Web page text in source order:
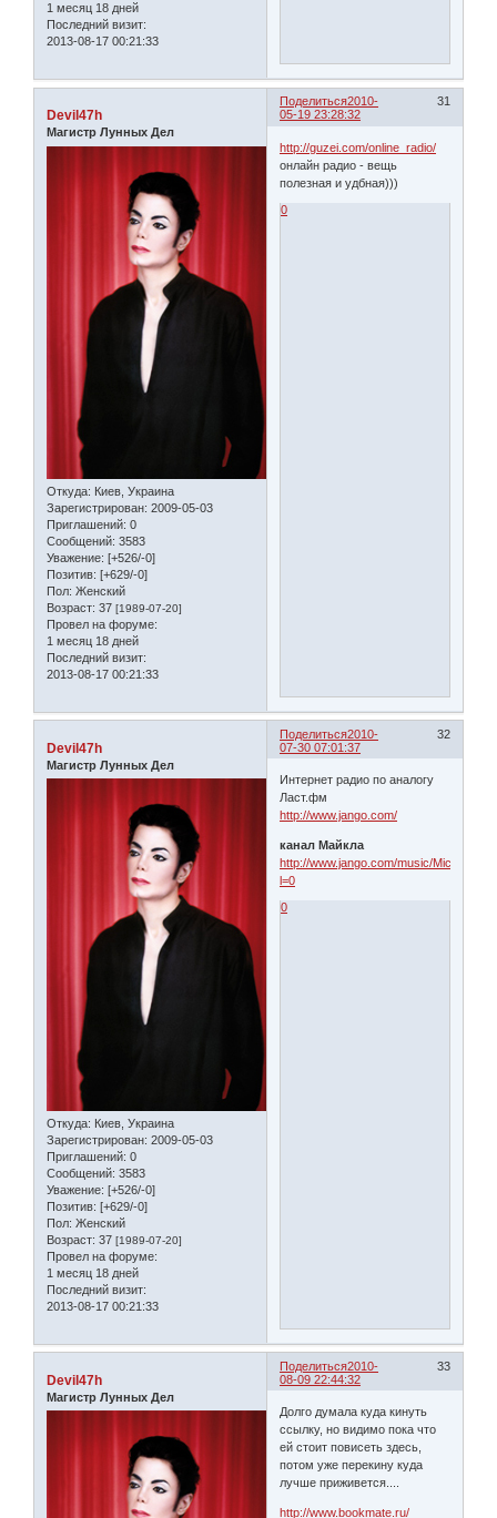
1 месяц 18 дней
Последний визит:
2013-08-17 00:21:33
Поделиться 31
2010-
05-19 23:28:32
Devil47h
Магистр Лунных Дел
Откуда: Киев, Украина
Зарегистрирован: 2009-05-03
Приглашений: 0
Сообщений: 3583
Уважение: [+526/-0]
Позитив: [+629/-0]
Пол: Женский
Возраст: 37 [1989-07-20]
Провел на форуме:
1 месяц 18 дней
Последний визит:
2013-08-17 00:21:33
http://guzei.com/online_radio/
онлайн радио - вещь
полезная и удбная)))
0
Поделиться 32
2010-
07-30 07:01:37
Devil47h
Магистр Лунных Дел
Откуда: Киев, Украина
Зарегистрирован: 2009-05-03
Приглашений: 0
Сообщений: 3583
Уважение: [+526/-0]
Позитив: [+629/-0]
Пол: Женский
Возраст: 37 [1989-07-20]
Провел на форуме:
1 месяц 18 дней
Последний визит:
2013-08-17 00:21:33
Интернет радио по аналогу
Ласт.фм
http://www.jango.com/
канал Майкла
http://www.jango.com/music/
l=0
0
Поделиться 33
2010-
08-09 22:44:32
Devil47h
Магистр Лунных Дел
Долго думала куда кинуть
ссылку, но видимо пока что
ей стоит повисеть здесь,
потом уже перекину куда
лучше приживется....
http://www.bookmate.ru/